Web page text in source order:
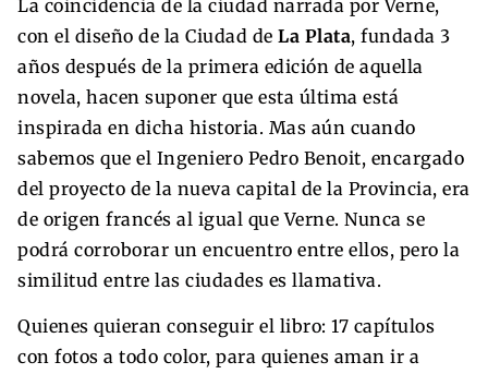
La coincidencia de la ciudad narrada por Verne,
con el diseño de la Ciudad de La Plata, fundada 3
años después de la primera edición de aquella
novela, hacen suponer que esta última está
inspirada en dicha historia. Mas aún cuando
sabemos que el Ingeniero Pedro Benoit, encargado
del proyecto de la nueva capital de la Provincia, era
de origen francés al igual que Verne. Nunca se
podrá corroborar un encuentro entre ellos, pero la
similitud entre las ciudades es llamativa.
Quienes quieran conseguir el libro: 17 capítulos
con fotos a todo color, para quienes aman ir a